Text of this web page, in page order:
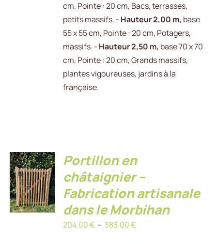
cm, Pointe : 20 cm, Bacs, terrasses,
petits massifs. - Hauteur 2,00 m, base
55 x 55 cm, Pointe : 20 cm, Potagers,
massifs. - Hauteur 2,50 m, base 70 x 70
cm, Pointe : 20 cm, Grands massifs,
plantes vigoureuses, jardins à la
française.
CHOIX
DES
OPTIONS
CE
PRODUIT
A
PLUSIEURS
/
DÉTAILS
Portillon en
châtaignier –
Fabrication artisanale
dans le Morbihan
204.00€ – 383.00€Plage